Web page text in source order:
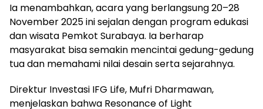
Ia menambahkan, acara yang berlangsung 20–28
November 2025 ini sejalan dengan program edukasi
dan wisata Pemkot Surabaya. Ia berharap
masyarakat bisa semakin mencintai gedung-gedung
tua dan memahami nilai desain serta sejarahnya.
Direktur Investasi IFG Life, Mufri Dharmawan,
menjelaskan bahwa Resonance of Light